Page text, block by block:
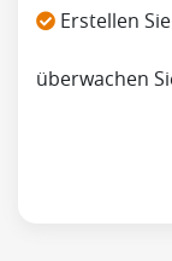
Erstellen
überwachen